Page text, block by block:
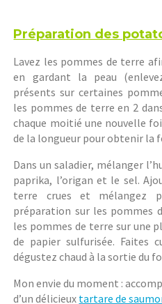
Préparation des
Lavez les pommes de terre
en gardant la peau
présents sur certaines
les pommes de terre en 2
chaque moitié une nouvelle
de la longueur pour obtenir la
Dans un saladier, mélanger
paprika, l’origan et le sel.
terre crues et mélangez
préparation sur les pommes
les pommes de terre sur une
de papier sulfurisée. Faites
dégustez chaud à la sortie du
Mon envie du moment :
d’un délicieux tartare de